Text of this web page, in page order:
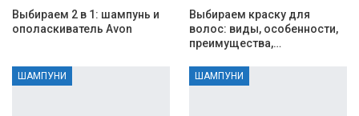
Выбираем 2 в 1: шампунь и
ополаскиватель Avon
Выбираем краску для
волос: виды, особенности,
преимущества,…
ШАМПУНИ ШАМПУНИ